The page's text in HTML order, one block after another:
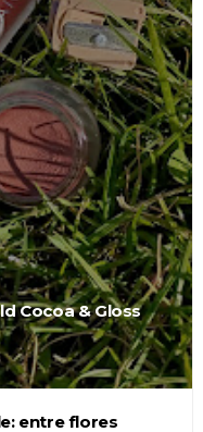
Cocoa & Gloss
entre flores